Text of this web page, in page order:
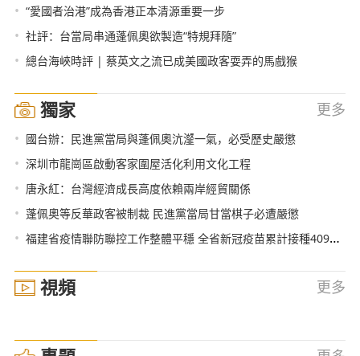
• “愛國者治港”成為香港正本清源重要一步
• 社評：台當局串通蓬佩奧欲製造“特規拜隨”
• 總台海峽時評 | 蔡英文之流已成美國政客耍弄的馬戲猴
獨家 更多
• 國台辦：民進黨當局與蓬佩奧沆瀣一氣，必受歷史嚴懲
• 深圳市龍崗區啟動客家圍屋活化利用文化工程
• 唐永紅：台灣經濟成長高度依賴兩岸經貿關係
• 蓬佩奧等反華政客被制裁 民進黨當局甘當棋子必遭嚴懲
• 福建省疫情聯防聯控工作整體平穩 全省新冠疫苗累計接種409190人次
視頻 更多